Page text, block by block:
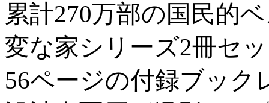
累計270万部の国民的
変な家シリーズ2冊セ
56ページの付録ブック